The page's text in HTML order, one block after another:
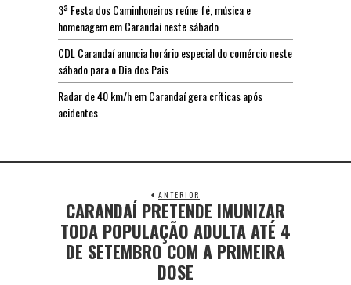
3ª Festa dos Caminhoneiros reúne fé, música e
homenagem em Carandaí neste sábado
CDL Carandaí anuncia horário especial do comércio neste
sábado para o Dia dos Pais
Radar de 40 km/h em Carandaí gera críticas após
acidentes
ANTERIOR
CARANDAÍ PRETENDE IMUNIZAR
TODA POPULAÇÃO ADULTA ATÉ 4
DE SETEMBRO COM A PRIMEIRA
DOSE